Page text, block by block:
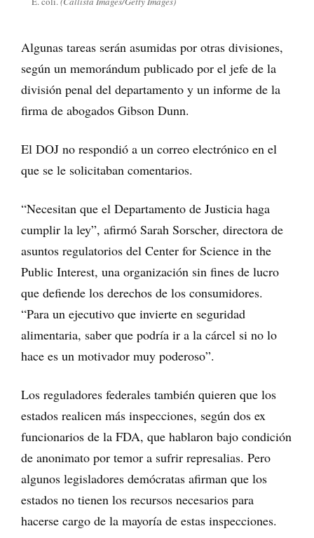
Algunas tareas serán asumidas por otras divisiones,
según un memorándum publicado por el jefe de la
división penal del departamento y un informe de la
firma de abogados Gibson Dunn.
El DOJ no respondió a un correo electrónico en el
que se le solicitaban comentarios.
“Necesitan que el Departamento de Justicia haga
cumplir la ley”, afirmó Sarah Sorscher, directora de
asuntos regulatorios del Center for Science in the
Public Interest, una organización sin fines de lucro
que defiende los derechos de los consumidores.
“Para un ejecutivo que invierte en seguridad
alimentaria, saber que podría ir a la cárcel si no lo
hace es un motivador muy poderoso”.
Los reguladores federales también quieren que los
estados realicen más inspecciones, según dos ex
funcionarios de la FDA, que hablaron bajo condición
de anonimato por temor a sufrir represalias. Pero
algunos legisladores demócratas afirman que los
estados no tienen los recursos necesarios para
hacerse cargo de la mayoría de estas inspecciones.